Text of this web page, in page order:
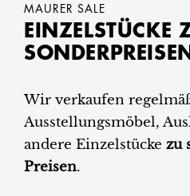
MAURER SALE
EINZELSTÜCKE
Wir verkaufen
Ausstellungsmöbel,
andere Einzelstücke zu
Preisen.